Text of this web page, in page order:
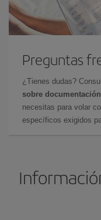
Preguntas
¿Tienes dudas?
sobre documentación
necesitas para volar
específicos exigidos